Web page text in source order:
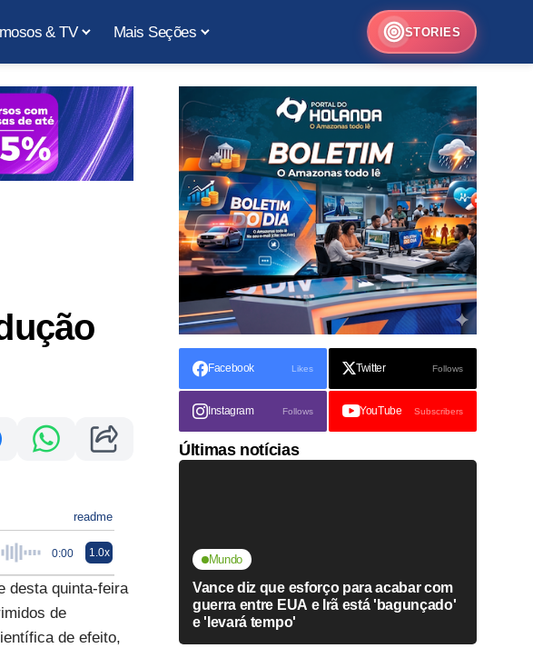
& TV Mais Seções STORIES
readme
0:00 1.0x
desta quinta-feira
de
de efeito,
Facebook Likes Twitter Follows
Instagram Follows YouTube Subscribers
Últimas notícias
Mundo
Vance diz que esforço para acabar com
guerra entre EUA e Irã está 'bagunçado'
e 'levará tempo'